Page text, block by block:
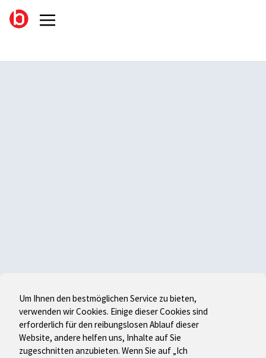
Um Ihnen den bestmöglichen Service zu bieten,
verwenden wir Cookies. Einige dieser Cookies sind
erforderlich für den reibungslosen Ablauf dieser
Website, andere helfen uns, Inhalte auf Sie
zugeschnitten anzubieten. Wenn Sie auf „Ich